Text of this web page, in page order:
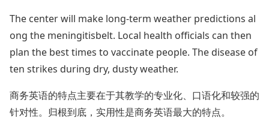
The center will make long-term weather predictions al
ong the meningitisbelt. Local health officials can then
plan the best times to vaccinate people. The disease of
ten strikes during dry, dusty weather.
商务英语的特点主要在于其教学的专业化、口语化和较强的
针对性。归根到底，实用性是商务英语最大的特点。